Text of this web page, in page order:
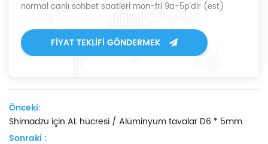
normal canlı sohbet saatleri mon-fri 9a-5p'dir (est)
FIYAT TEKLIFI GÖNDERMEK
Önceki:
Shimadzu için AL hücresi / Alüminyum tavalar D6 * 5mm
Sonraki :